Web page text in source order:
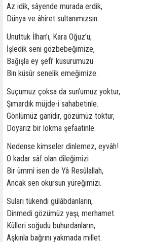
Az idik, sâyende murada erdik,
Dünya ve âhiret sultanımızsın.
Unuttuk İlhan’ı, Kara Oğuz’u;
İşledik seni gözbebeğimize,
Bağışla ey şefî’ kusurumuzu
Bin küsûr senelik emeğimize.
Suçumuz çoksa da sun’umuz yoktur,
Şımardık müjde-i sahabetinle.
Gönlümüz ganîdir, gözümüz toktur,
Doyarız bir lokma şefaatinle.
Nedense kimseler dinlemez, eyvâh!
O kadar sâf olan dileğimizi
Bir ümmî isen de Yâ Resûlallah,
Ancak sen okursun yüreğimizi.
Suları tükendi gülâbdanların,
Dinmedi gözümüz yaşı, merhamet.
Külleri soğudu buhurdanların,
Aşkınla bağrını yakmada millet.